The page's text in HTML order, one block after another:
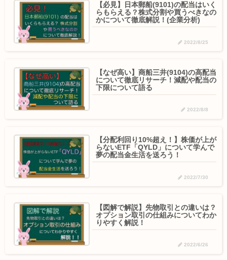
【必見】日本郵船(9101)の配当はいく
らもらえる？株式分割や買うべきなの
かについて徹底解説！(企業分析)
2022/8/25
【なぜ高い】商船三井(9104)の高配当
について徹底リサーチ！減配や配当の
下限について語る
2022/8/8
【分配利回り10%超え！】株価が上が
らないETF「QYLD」について学んで
夢の配当金生活を送ろう！
2022/7/30
【図解で解説】先物取引との違いは？
オプション取引の仕組みについてわか
りやすく解説！
2022/6/26